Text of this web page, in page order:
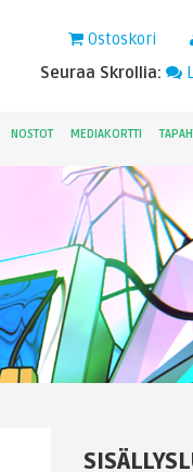
Ostoskori
Seuraa Skrollia:
NOSTOT MEDIAKORTTI